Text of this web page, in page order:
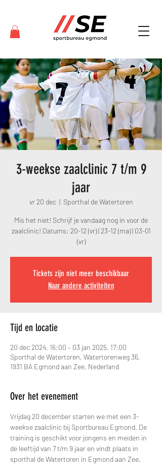
3-weekse zaalclinic 7 t/m 9
jaar
vr 20 dec
  |
Sporthal de Watertoren
Mis het niet! Schrijf je vandaag nog in voor de
zaalclinic! Datums: 20-12 (vr) | 23-12 (ma) | 03-01
(vr)
Tickets zijn niet meer beschikbaar
Naar andere activiteiten
Tijd en locatie
20 dec 2024, 16:00 – 03 jan 2025, 17:00
Sporthal de Watertoren, Watertorenweg 36,
1931 BA Egmond aan Zee, Nederland
Over het evenement
Vrijdag 20 december starten we met een 3-
weekse zaalclinic bij Sportbureau Egmond. De
training is geschikt voor jongens en meiden in
de leeftijd van 7 t/m 9 jaar en vindt plaats in
sporthal de Watertoren in Egmond aan Zee.